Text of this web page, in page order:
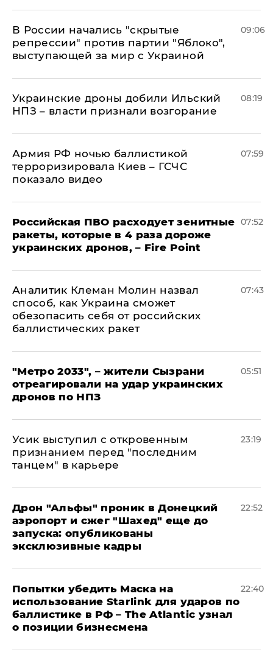
В России начались "скрытые
репрессии" против партии "Яблоко",
выступающей за мир с Украиной
09:06
Украинские дроны добили Ильский
НПЗ – власти признали возгорание
08:19
Армия РФ ночью баллистикой
терроризировала Киев – ГСЧС
показало видео
07:59
Российская ПВО расходует зенитные
ракеты, которые в 4 раза дороже
украинских дронов, – Fire Point
07:52
Аналитик Клеман Молин назвал
способ, как Украина сможет
обезопасить себя от российских
баллистических ракет
07:43
"Метро 2033", – жители Сызрани
отреагировали на удар украинских
дронов по НПЗ
05:51
Усик выступил с откровенным
признанием перед "последним
танцем" в карьере
23:19
Дрон "Альфы" проник в Донецкий
аэропорт и сжег "Шахед" еще до
запуска: опубликованы
эксклюзивные кадры
22:52
Попытки убедить Маска на
использование Starlink для ударов по
баллистике в РФ – The Atlantic узнал
о позиции бизнесмена
22:40